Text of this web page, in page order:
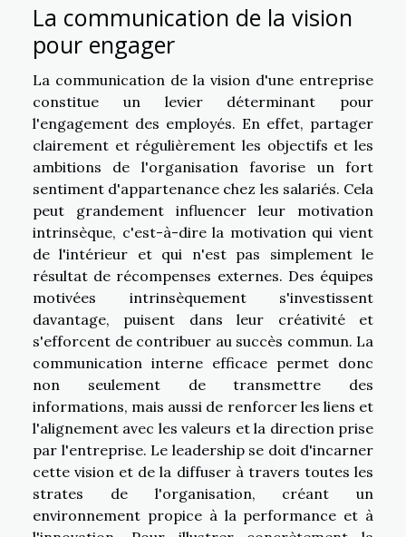
La communication de la vision
pour engager
La communication de la vision d'une entreprise
constitue un levier déterminant pour
l'engagement des employés. En effet, partager
clairement et régulièrement les objectifs et les
ambitions de l'organisation favorise un fort
sentiment d'appartenance chez les salariés. Cela
peut grandement influencer leur motivation
intrinsèque, c'est-à-dire la motivation qui vient
de l'intérieur et qui n'est pas simplement le
résultat de récompenses externes. Des équipes
motivées intrinsèquement s'investissent
davantage, puisent dans leur créativité et
s'efforcent de contribuer au succès commun. La
communication interne efficace permet donc
non seulement de transmettre des
informations, mais aussi de renforcer les liens et
l'alignement avec les valeurs et la direction prise
par l'entreprise. Le leadership se doit d'incarner
cette vision et de la diffuser à travers toutes les
strates de l'organisation, créant un
environnement propice à la performance et à